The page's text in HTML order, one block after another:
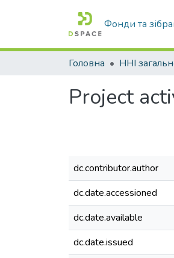
Фонди та
Головна
Project
dc.contributor.author
dc.date.accessioned
dc.date.available
dc.date.issued